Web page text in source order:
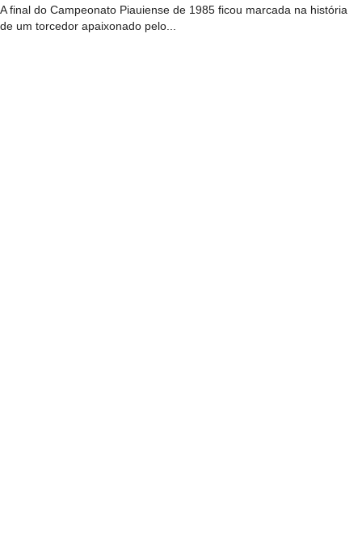
A final do Campeonato Piauiense de 1985 ficou marcada na história
de um torcedor apaixonado pelo...